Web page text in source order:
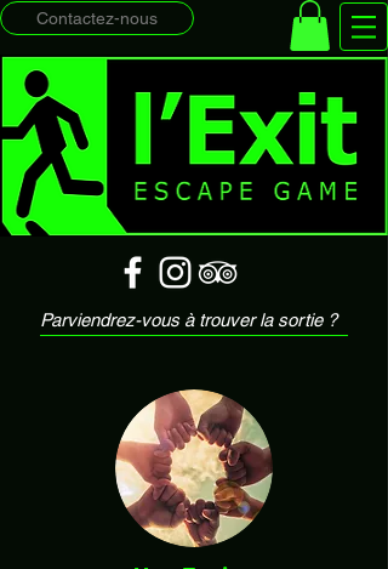
Parviendrez-vous à ​trouver la sortie ?
Contactez-nous